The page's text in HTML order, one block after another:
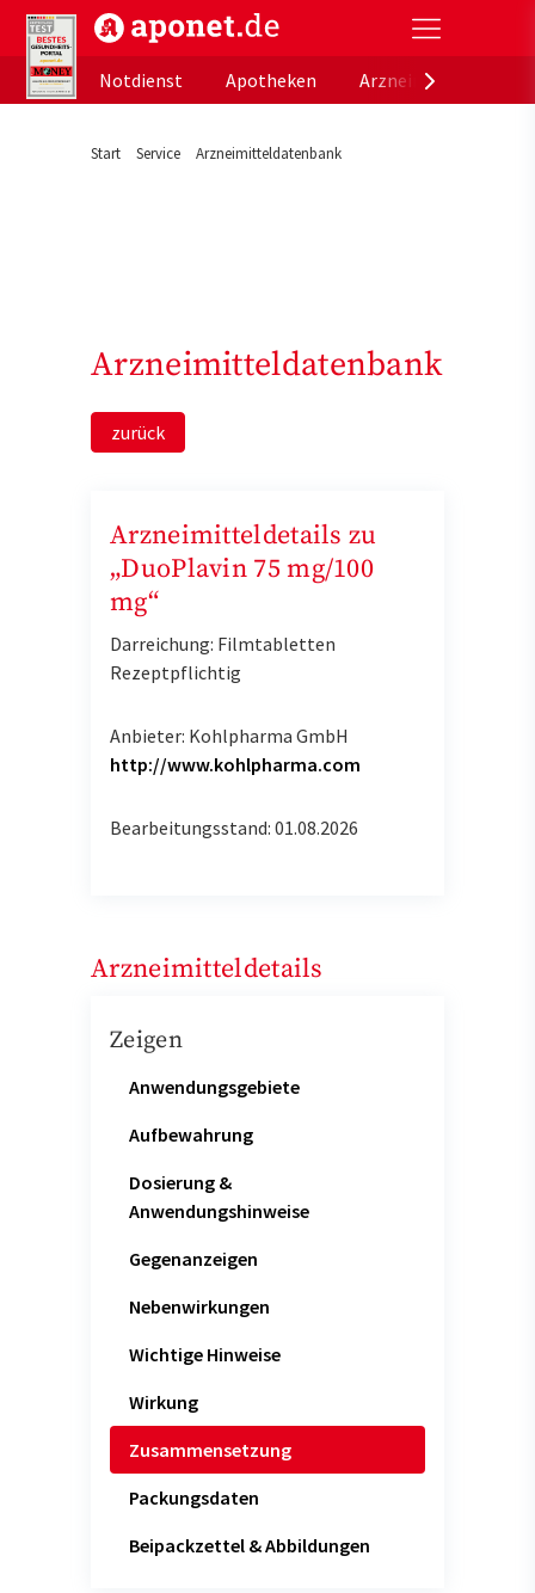
aponet.de - Das offizielle Gesundheitsportal der
Notdienst
Apotheken
Start Service Arzneimitteldatenbank
Arzneimitteldatenbank
zurück
Arzneimitteldetails zu
„DuoPlavin 75 mg/100
mg“
Darreichung: Filmtabletten
Rezeptpflichtig
Anbieter: Kohlpharma GmbH
http://www.kohlpharma.com
Bearbeitungsstand: 01.08.2026
Arzneimitteldetails
Zeigen
Anwendungsgebiete
Aufbewahrung
Dosierung &
Anwendungshinweise
Gegenanzeigen
Nebenwirkungen
Wichtige Hinweise
Wirkung
Zusammensetzung
Packungsdaten
Beipackzettel & Abbildungen